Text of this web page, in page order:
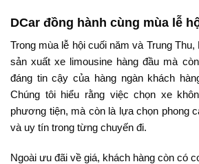
DCar đồng hành cùng mùa lễ
Trong mùa lễ hội cuối năm và Trung
sản xuất xe limousine hàng đầu mà
đáng tin cậy của hàng ngàn khách
Chúng tôi hiểu rằng việc chọn xe
phương tiện, mà còn là lựa chọn phong
và uy tín trong từng chuyến đi.
Ngoài ưu đãi về giá, khách hàng còn có